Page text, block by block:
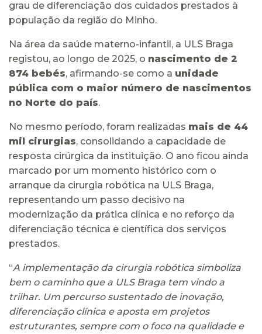
grau de diferenciação dos cuidados prestados à
população da região do Minho.
Na área da saúde materno-infantil, a ULS Braga
registou, ao longo de 2025, o nascimento de 2
874 bebés, afirmando-se como a unidade
pública com o maior número de nascimentos
no Norte do país.
No mesmo período, foram realizadas mais de 44
mil cirurgias, consolidando a capacidade de
resposta cirúrgica da instituição. O ano ficou ainda
marcado por um momento histórico com o
arranque da cirurgia robótica na ULS Braga,
representando um passo decisivo na
modernização da prática clínica e no reforço da
diferenciação técnica e científica dos serviços
prestados.
“A implementação da cirurgia robótica simboliza
bem o caminho que a ULS Braga tem vindo a
trilhar. Um percurso sustentado de inovação,
diferenciação clínica e aposta em projetos
estruturantes, sempre com o foco na qualidade e